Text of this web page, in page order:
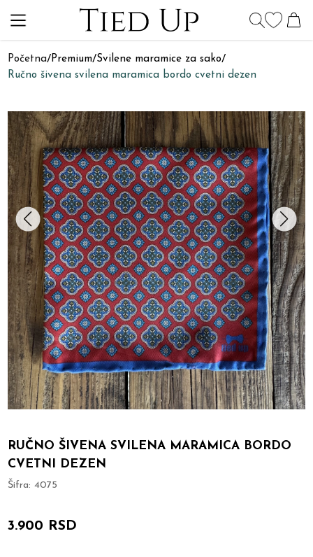
Početna/Premium/Svilene maramice za sako/
Ručno šivena svilena maramica bordo cvetni dezen
RUČNO ŠIVENA SVILENA MARAMICA BORDO
CVETNI DEZEN
Šifra:4075
3.900 RSD